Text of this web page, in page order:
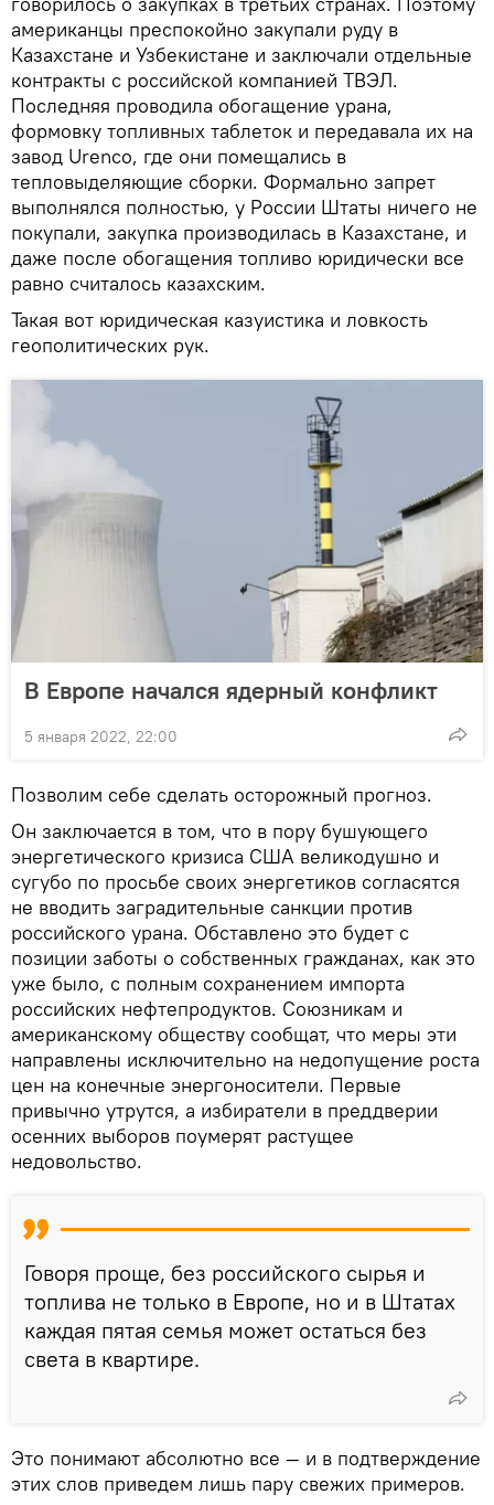
американцы преспокойно закупали руду в
Казахстане и Узбекистане и заключали отдельные
контракты с российской компанией ТВЭЛ.
Последняя проводила обогащение урана,
формовку топливных таблеток и передавала их на
завод Urenco, где они помещались в
тепловыделяющие сборки. Формально запрет
выполнялся полностью, у России Штаты ничего не
покупали, закупка производилась в Казахстане, и
даже после обогащения топливо юридически все
равно считалось казахским.
Такая вот юридическая казуистика и ловкость
геополитических рук.
В Европе начался ядерный конфликт
5 января 2022, 22:00
Позволим себе сделать осторожный прогноз.
Он заключается в том, что в пору бушующего
энергетического кризиса США великодушно и
сугубо по просьбе своих энергетиков согласятся
не вводить заградительные санкции против
российского урана. Обставлено это будет с
позиции заботы о собственных гражданах, как это
уже было, с полным сохранением импорта
российских нефтепродуктов. Союзникам и
американскому обществу сообщат, что меры эти
направлены исключительно на недопущение роста
цен на конечные энергоносители. Первые
привычно утрутся, а избиратели в преддверии
осенних выборов поумерят растущее
недовольство.
Говоря проще, без российского сырья и
топлива не только в Европе, но и в Штатах
каждая пятая семья может остаться без
света в квартире.
Это понимают абсолютно все — и в подтверждение
этих слов приведем лишь пару свежих примеров.